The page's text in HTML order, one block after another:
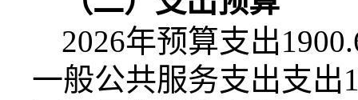
2026年预算支出
一般公共服务支出支出